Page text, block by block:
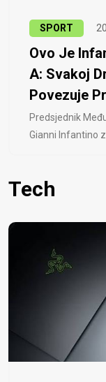
SPORT
Ovo Je
A: Svakoj
Povezuje
Predsjednik
Gianni Infantino
Tech